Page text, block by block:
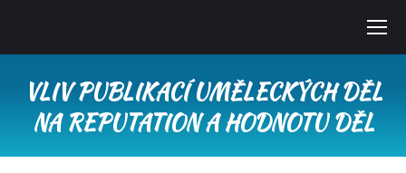
VLIV PUBLIKACÍ UMĚLECKÝCH DĚL
NA REPUTATION A HODNOTU DĚL